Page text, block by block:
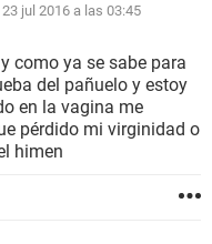
23 jul 2016 a las 03:45
como ya se sabe para
del pañuelo y estoy
en la vagina me
pérdido mi virginidad o
himen